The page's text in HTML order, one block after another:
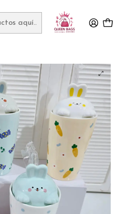
BOTES, VASOS Y TAZAS